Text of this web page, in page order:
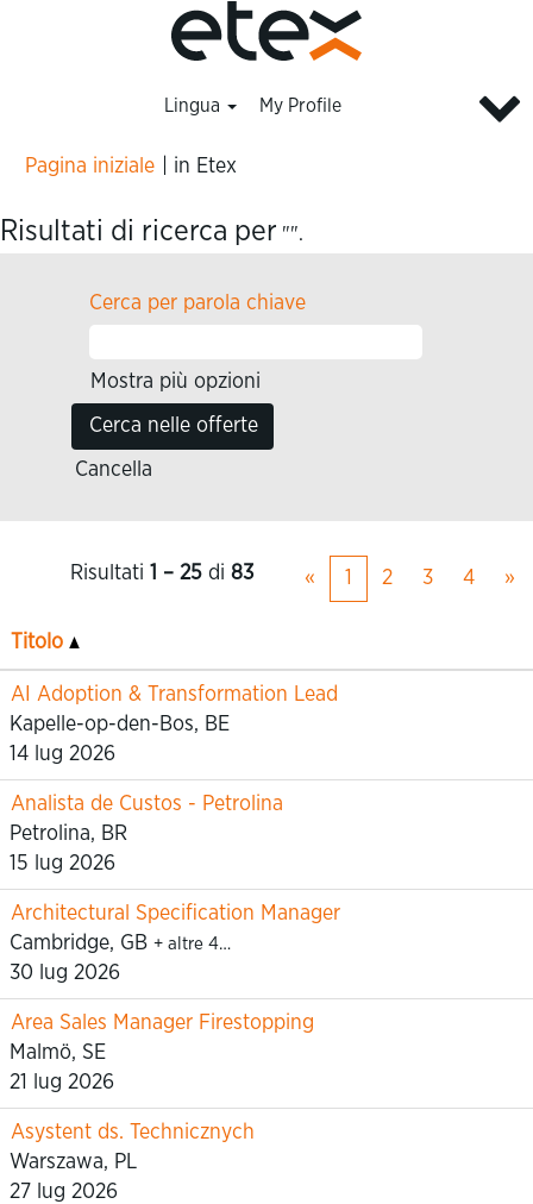
Lingua My Profile
Pagina iniziale in Etex
Risultati di ricerca per "".
Cerca per parola chiave
Mostra più opzioni
Cancella
Risultati 1 – 25 di 83 « 1 2 3 4 »
Titolo
AI Adoption & Transformation Lead
Kapelle-op-den-Bos, BE
14 lug 2026
Analista de Custos - Petrolina
Petrolina, BR
15 lug 2026
Architectural Specification Manager
Cambridge, GB + altre 4…
30 lug 2026
Area Sales Manager Firestopping
Malmö, SE
21 lug 2026
Asystent ds. Technicznych
Warszawa, PL
27 lug 2026